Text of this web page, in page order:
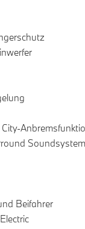
Soundsystem
Beifahrer